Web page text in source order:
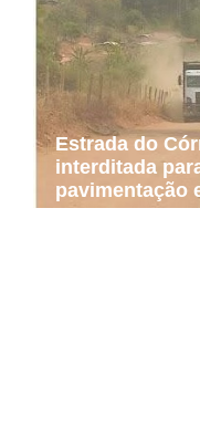
Estrada do
interditada
pavimentação